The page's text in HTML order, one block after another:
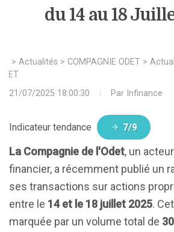
du 14 au 18
> Actualités > COMPAGNIE ODET >
21/07/2025 18:00:30
Par Infinance
Indicateur tendance 7/9
La Compagnie de l'Odet, un
financier, a récemment publié un
ses transactions sur actions
entre le 14 et le 18 juillet 2025.
marquée par un volume total de